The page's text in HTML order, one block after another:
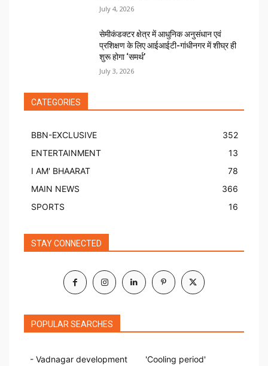
July 4, 2026
सेमीकंडक्टर क्षेत्र में आधुनिक अनुसंधान एवं
प्रशिक्षण के लिए आईआईटी-गांधीनगर में शीघ्र ही
शुरू होगा ‘समर्थ’
July 3, 2026
CATEGORIES
BBN-EXCLUSIVE
352
ENTERTAINMENT
13
I AM' BHAARAT
78
MAIN NEWS
366
SPORTS
16
STAY CONNECTED
POPULAR SEARCHES
- Vadnagar development 'Cooling period'